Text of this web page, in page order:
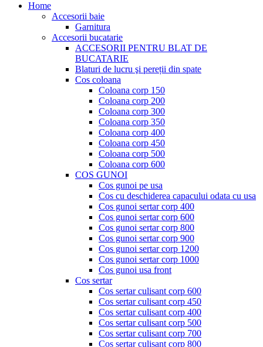
Home
Accesorii baie
Garnitura
Accesorii bucatarie
ACCESORII PENTRU BLAT DE
BUCATARIE
Blaturi de lucru şi pereții din spate
Cos coloana
Coloana corp 150
Coloana corp 200
Coloana corp 300
Coloana corp 350
Coloana corp 400
Coloana corp 450
Coloana corp 500
Coloana corp 600
COS GUNOI
Cos gunoi pe usa
Cos cu deschiderea capacului odata cu usa
Cos gunoi sertar corp 400
Cos gunoi sertar corp 600
Cos gunoi sertar corp 800
Cos gunoi sertar corp 900
Cos gunoi sertar corp 1200
Cos gunoi sertar corp 1000
Cos gunoi usa front
Cos sertar
Cos sertar culisant corp 600
Cos sertar culisant corp 450
Cos sertar culisant corp 400
Cos sertar culisant corp 500
Cos sertar culisant corp 700
Cos sertar culisant corp 800